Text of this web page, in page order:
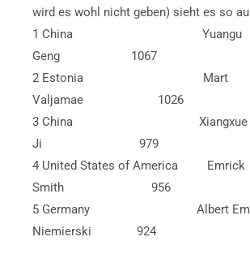
wird es wohl nicht geben) sieht es so
1 China Yuangu
Geng 1067
2 Estonia Mart
Valjamae 1026
3 China Xiangxue
Ji 979
4 United States of America Emrick
Smith 956
5 Germany Albert
Niemierski 924